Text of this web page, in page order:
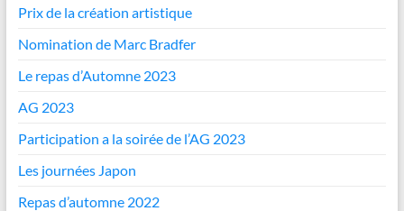
Prix de la création artistique
Nomination de Marc Bradfer
Le repas d’Automne 2023
AG 2023
Participation a la soirée de l’AG 2023
Les journées Japon
Repas d’automne 2022